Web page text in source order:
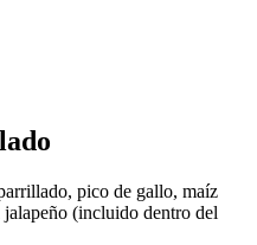
pico de gallo, maíz
jalapeño (incluido dentro del